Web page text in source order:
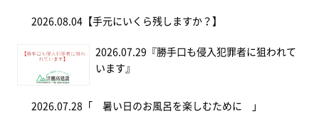
2026.08.04 【手元にいくら残しますか？】
2026.07.29 『勝手口も侵入犯罪者に狙われて
います』
2026.07.28 「 暑い日のお風呂を楽しむために 」